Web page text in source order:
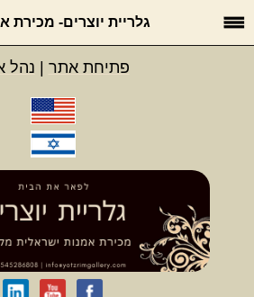
גלריית יוצרים- מכירת
פתיחת אתר נהל